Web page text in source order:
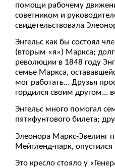
помощи рабочему
советником и
свидетельствовала
Энгельс как бы состоял
(вторым «я») Маркса;
революции в 1848 году
семье Маркса,
мог работать... Друзья
гордился своим другом...
Энгельс много помогал
пятифунтового билета;
Элеонора Маркс-Эвелинг
Мейтленд-парк,
Это кресло стояло у